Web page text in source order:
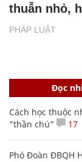
PHÁP LUẬT
thuẫn nhỏ,
Đọc
Cách học thuộc
"thần chú"
17
Phó Đoàn ĐBQH